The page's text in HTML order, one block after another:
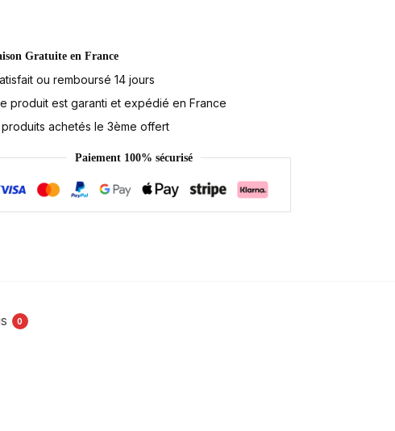
Gratuite en France
ou remboursé 14 jours
produit est garanti et expédié en France
achetés le 3ème offert
Paiement 100% sécurisé
0